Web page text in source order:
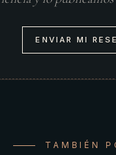
ENVIAR MI
TAMBIÉN